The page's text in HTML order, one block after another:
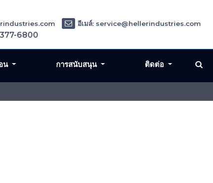
อีเมล์: service@hellerindustries.com
6800
น การสนับสนุน ติดต่อ